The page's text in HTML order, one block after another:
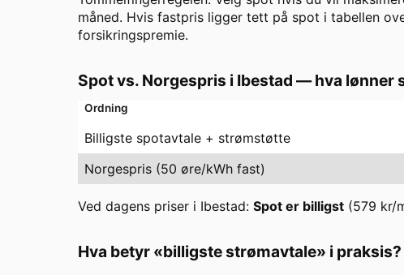
måned. Hvis fastpris ligger tett på spot i tabellen
forsikringspremie.
Spot vs. Norgespris i Ibestad — hva lønner
Ordning
Billigste spotavtale + strømstøtte
Norgespris (50 øre/kWh fast)
Ved dagens priser i Ibestad: Spot er billigst (579 kr/
Hva betyr «billigste strømavtale» i praksis?